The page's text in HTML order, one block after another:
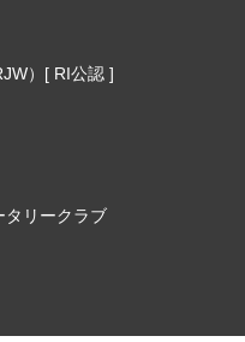
）[ RI公認 ]
リークラブ